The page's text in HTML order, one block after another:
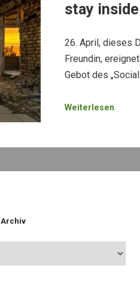
stay
26. April, dieses
Freundin,
Gebot des
Weiterlesen
Archiv